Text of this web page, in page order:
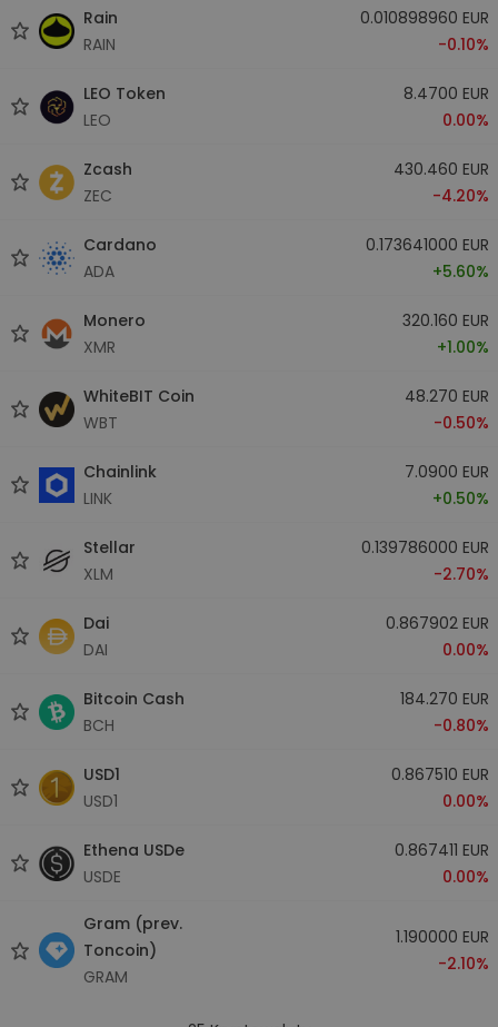
Rain
RAIN
0.010898960 EUR
-0.10%
LEO Token
LEO
8.4700 EUR
0.00%
Zcash
ZEC
430.460 EUR
-4.20%
Cardano
ADA
0.173641000 EUR
+5.60%
Monero
XMR
320.160 EUR
+1.00%
WhiteBIT Coin
WBT
48.270 EUR
-0.50%
Chainlink
LINK
7.0900 EUR
+0.50%
Stellar
XLM
0.139786000 EUR
-2.70%
Dai
DAI
0.867902 EUR
0.00%
Bitcoin Cash
BCH
184.270 EUR
-0.80%
USD1
USD1
0.867510 EUR
0.00%
Ethena USDe
USDE
0.867411 EUR
0.00%
Gram (prev.
Toncoin)
GRAM
1.190000 EUR
-2.10%